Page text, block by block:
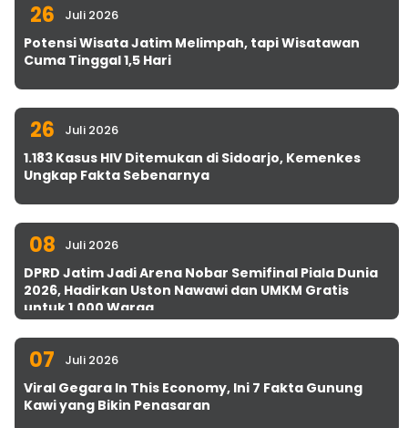
26 Juli 2026
Potensi Wisata Jatim Melimpah, tapi Wisatawan
Cuma Tinggal 1,5 Hari
26 Juli 2026
1.183 Kasus HIV Ditemukan di Sidoarjo, Kemenkes
Ungkap Fakta Sebenarnya
08 Juli 2026
DPRD Jatim Jadi Arena Nobar Semifinal Piala Dunia
2026, Hadirkan Uston Nawawi dan UMKM Gratis
untuk 1.000 Warga
07 Juli 2026
Viral Gegara In This Economy, Ini 7 Fakta Gunung
Kawi yang Bikin Penasaran